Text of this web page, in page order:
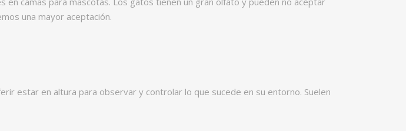
una mayor aceptación.
estar en altura para observar y controlar lo que sucede en su entorno. Suelen